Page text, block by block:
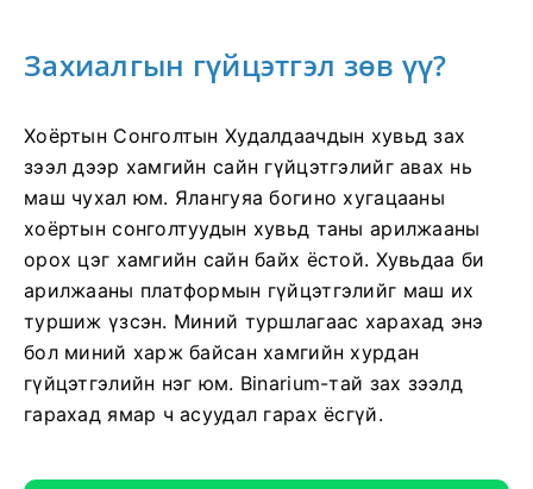
Захиалгын гүйцэтгэл зөв үү?
Хоёртын Сонголтын Худалдаачдын хувьд зах
зээл дээр хамгийн сайн гүйцэтгэлийг авах нь
маш чухал юм. Ялангуяа богино хугацааны
хоёртын сонголтуудын хувьд таны арилжааны
орох цэг хамгийн сайн байх ёстой. Хувьдаа би
арилжааны платформын гүйцэтгэлийг маш их
туршиж үзсэн. Миний туршлагаас харахад энэ
бол миний харж байсан хамгийн хурдан
гүйцэтгэлийн нэг юм. Binarium-тай зах зээлд
гарахад ямар ч асуудал гарах ёсгүй.